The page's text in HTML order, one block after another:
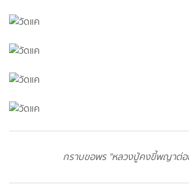
กราบขอพร "หลวงปู่คงขี้พญาต่